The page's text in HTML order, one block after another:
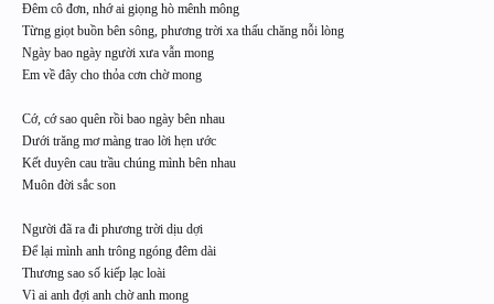
Đêm cô đơn, nhớ ai giọng hò mênh mông
Từng giọt buồn bên sông, phương trời xa thấu chăng nỗi lòng
Ngày bao ngày người xưa vẫn mong
Em về đây cho thỏa cơn chờ mong
Cớ, cớ sao quên rồi bao ngày bên nhau
Dưới trăng mơ màng trao lời hẹn ước
Kết duyên cau trầu chúng mình bên nhau
Muôn đời sắc son
Người đã ra đi phương trời dịu dợi
Để lại mình anh trông ngóng đêm dài
Thương sao số kiếp lạc loài
Vì ai anh đợi anh chờ anh mong